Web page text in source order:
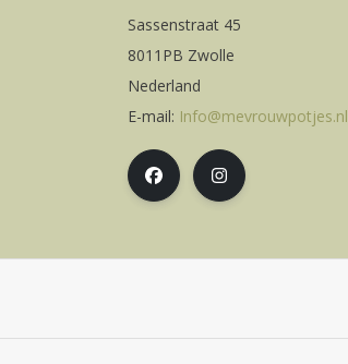
Sassenstraat 45
8011PB Zwolle
Nederland
E-mail: Info@mevrouwpotjes.nl